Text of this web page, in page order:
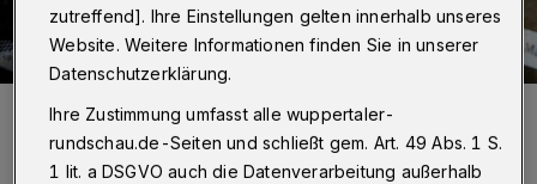
Es gibt wieder Bier in Unterbarmen: Udo Kirschbaum (rechts),
Heinz-Willi Riedesel (links) und Barmens Bezirksbürgermeister
Hans-Hermann Lücke.
Foto: Joachim Macheroux
zutreffend]. Ihre Einstellungen gelten innerhalb unseres
Website. Weitere Informationen finden Sie in unserer
Datenschutzerklärung.
Ihre Zustimmung umfasst alle wuppertaler-
rundschau.de-Seiten und schließt gem. Art. 49 Abs. 1 S.
1 lit. a DSGVO auch die Datenverarbeitung außerhalb